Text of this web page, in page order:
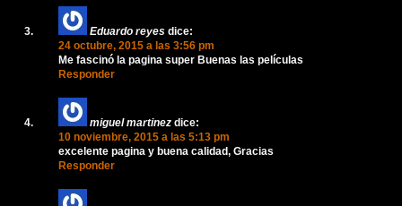
Eduardo reyes dice:
24 octubre, 2015 a las 3:56 pm
Me fascinó la pagina super Buenas las películas
Responder
miguel martinez dice:
10 noviembre, 2015 a las 5:13 pm
excelente pagina y buena calidad, Gracias
Responder